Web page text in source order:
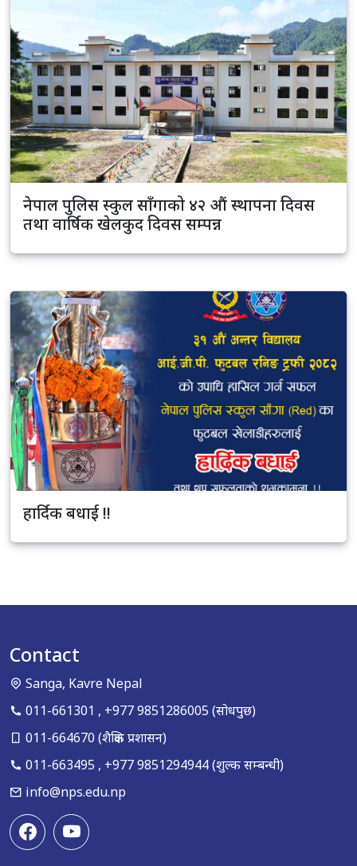
नेपाल पुलिस स्कुल साँगाको ४२ औं स्थापना दिवस
तथा वार्षिक खेलकुद दिवस सम्पन्न
हार्दिक बधाई !!
Contact
Sanga, Kavre Nepal
011-661301 , +977 9851286005 (सोधपुछ)
011-664670 (शैक्षिक प्रशासन)
011-663495 , +977 9851294944(शुल्क सम्बन्धी)
info@nps.edu.np